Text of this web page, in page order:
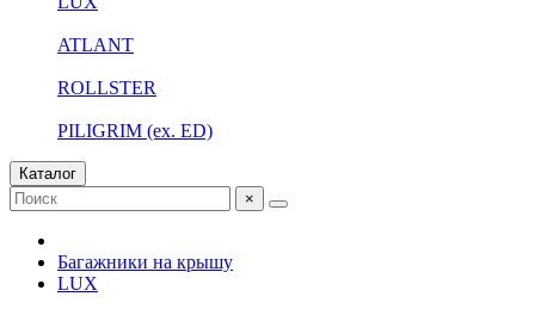
ATLANT
ROLLSTER
PILIGRIM (ex. ED)
Каталог
×
Багажники на крышу
LUX